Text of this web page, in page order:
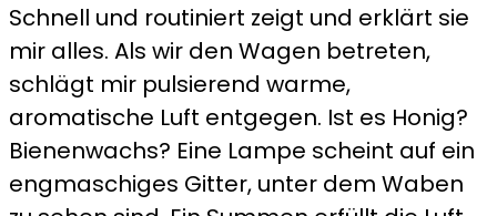
Schnell und routiniert zeigt und erklärt sie
mir alles. Als wir den Wagen betreten,
schlägt mir pulsierend warme,
aromatische Luft entgegen. Ist es Honig?
Bienenwachs? Eine Lampe scheint auf ein
engmaschiges Gitter, unter dem Waben